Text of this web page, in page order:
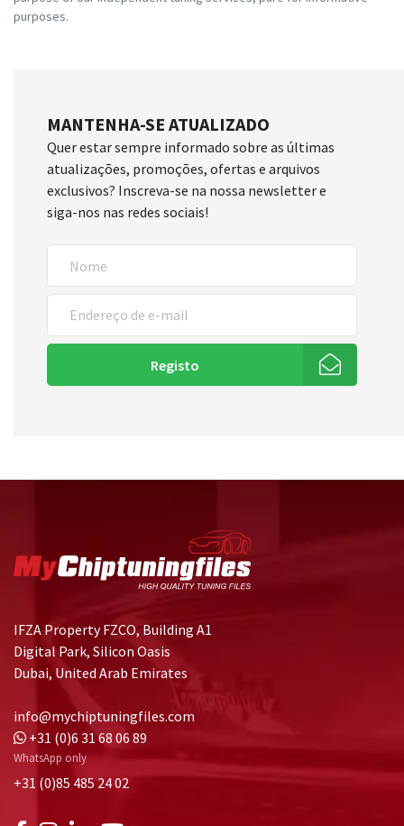
purposes.
MANTENHA-SE ATUALIZADO
Quer estar sempre informado sobre as últimas
atualizações, promoções, ofertas e arquivos
exclusivos? Inscreva-se na nossa newsletter e
siga-nos nas redes sociais!
Registo
IFZA Property FZCO, Building A1
Digital Park, Silicon Oasis
Dubai, United Arab Emirates
info@mychiptuningfiles.com
+31 (0)6 31 68 06 89
WhatsApp only
+31 (0)85 485 24 02